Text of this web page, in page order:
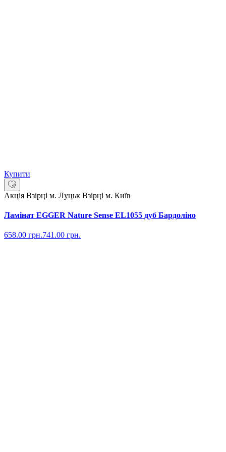
Купити
Акція Взірці м. Луцьк Взірці м. Київ
Ламінат EGGER Nature Sense EL1055 дуб Бардоліно
658.00 грн.741.00 грн.